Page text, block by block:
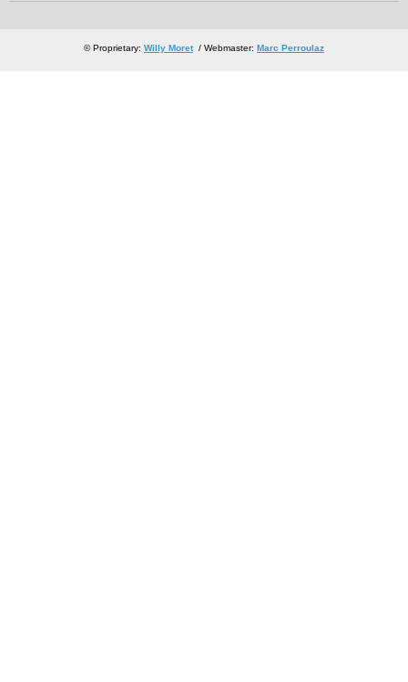
© Proprietary: Willy Moret/ Webmaster: Marc Perroulaz